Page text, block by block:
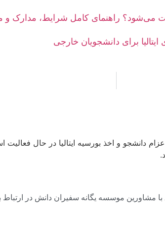
می‌شود؟ راهنمای کامل شرایط، مدارک و
برای دانشجویان خارجی
دانشجو و اخذ بورسیه ایتالیا در حال
مشاورین موسسه یگانه سفیران دانش در ارتباط